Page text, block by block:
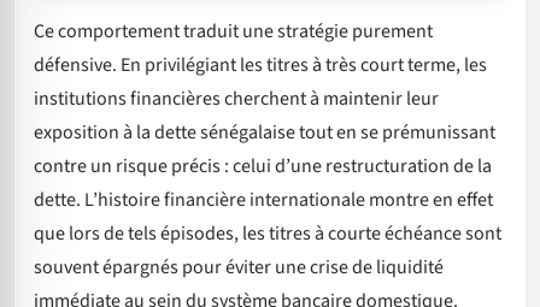
Ce comportement traduit une stratégie purement
défensive. En privilégiant les titres à très court terme, les
institutions financières cherchent à maintenir leur
exposition à la dette sénégalaise tout en se prémunissant
contre un risque précis : celui d’une restructuration de la
dette. L’histoire financière internationale montre en effet
que lors de tels épisodes, les titres à courte échéance sont
souvent épargnés pour éviter une crise de liquidité
immédiate au sein du système bancaire domestique.